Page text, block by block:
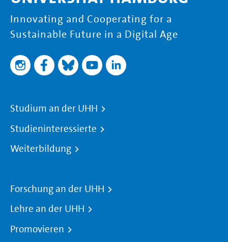
Innovating and Cooperating for a
Sustainable Future in a Digital Age
Studium an der UHH
Studieninteressierte
Weiterbildung
Forschung an der UHH
Lehre an der UHH
Promovieren